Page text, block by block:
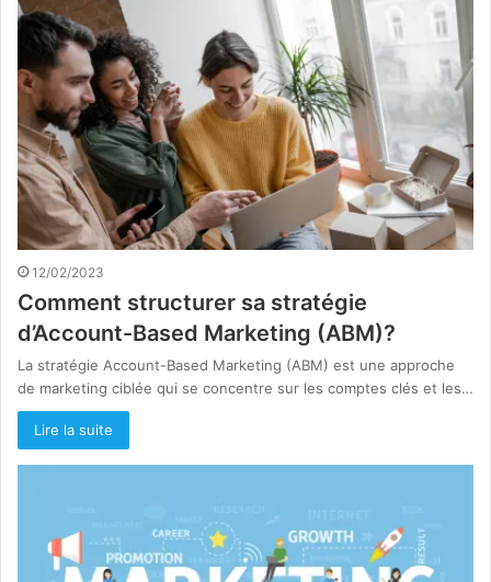
12/02/2023
Comment structurer sa stratégie
d’Account-Based Marketing (ABM)?
La stratégie Account-Based Marketing (ABM) est une approche
de marketing ciblée qui se concentre sur les comptes clés et les…
Lire la suite